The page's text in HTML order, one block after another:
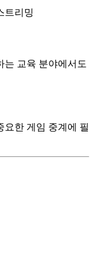
트리밍
는 교육 분야에서도
요한 게임 중계에 필